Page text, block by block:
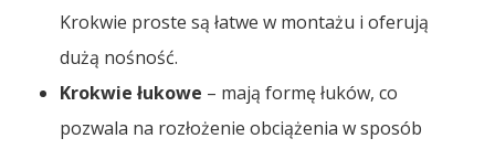
Krokwie proste są łatwe w montażu i oferują
dużą nośność.
Krokwie łukowe – mają formę łuków, co
pozwala na rozłożenie obciążenia w sposób